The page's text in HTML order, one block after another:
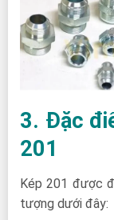
3. Đặc
201
Kép 201 được
tượng dưới đây: